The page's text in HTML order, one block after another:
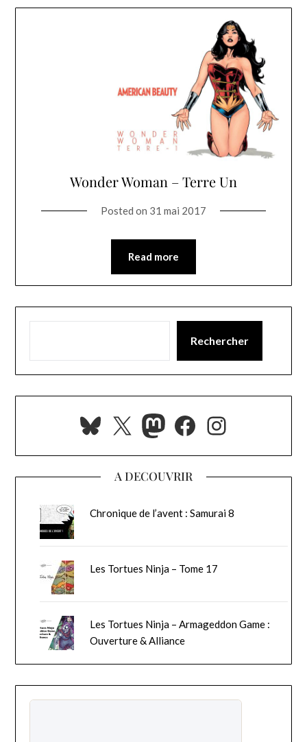
Wonder Woman – Terre Un
Posted on 31 mai 2017
Read more
Rechercher
Bluesky
X Mastodon
Facebook
A DECOUVRIR
Chronique de l’avent : Samurai 8
Les Tortues Ninja – Tome 17
Les Tortues Ninja – Armageddon Game :
Ouverture & Alliance